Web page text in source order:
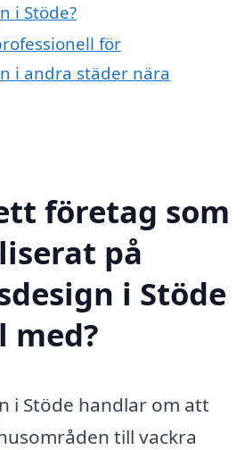
i Stöde?
för
i andra städer nära
företag som
på
i Stöde
i Stöde handlar om att
till vackra